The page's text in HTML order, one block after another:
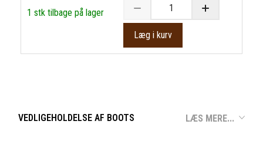
1 stk tilbage på lager
Læg i kurv
LÆS MERE...
VEDLIGEHOLDELSE AF BOOTS